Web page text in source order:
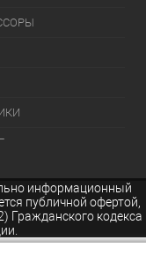
информационный
публичной офертой,
Гражданского кодекса